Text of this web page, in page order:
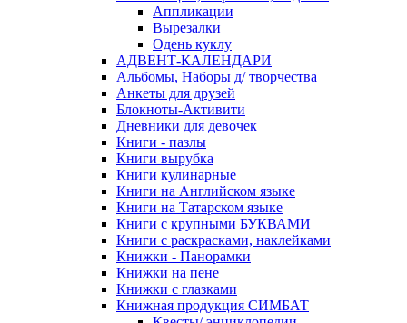
Аппликации
Вырезалки
Одень куклу
АДВЕНТ-КАЛЕНДАРИ
Альбомы, Наборы д/ творчества
Анкеты для друзей
Блокноты-Активити
Дневники для девочек
Книги - пазлы
Книги вырубка
Книги кулинарные
Книги на Английском языке
Книги на Татарском языке
Книги с крупными БУКВАМИ
Книги с раскрасками, наклейками
Книжки - Панорамки
Книжки на пене
Книжки с глазками
Книжная продукция СИМБАТ